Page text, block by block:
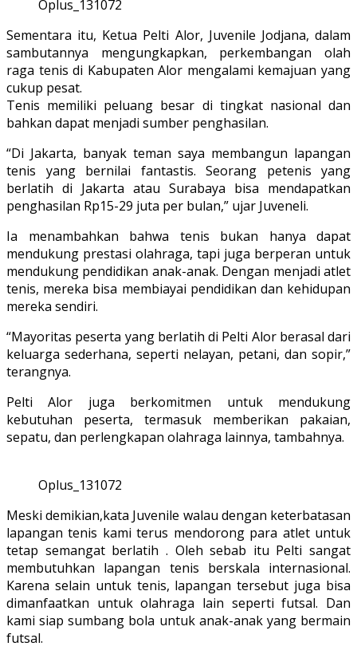
Oplus_131072
Sementara itu, Ketua Pelti Alor, Juvenile Jodjana, dalam
sambutannya mengungkapkan, perkembangan olah
raga tenis di Kabupaten Alor mengalami kemajuan yang
cukup pesat.
Tenis memiliki peluang besar di tingkat nasional dan
bahkan dapat menjadi sumber penghasilan.
“Di Jakarta, banyak teman saya membangun lapangan
tenis yang bernilai fantastis. Seorang petenis yang
berlatih di Jakarta atau Surabaya bisa mendapatkan
penghasilan Rp15-29 juta per bulan,” ujar Juveneli.
Ia menambahkan bahwa tenis bukan hanya dapat
mendukung prestasi olahraga, tapi juga berperan untuk
mendukung pendidikan anak-anak. Dengan menjadi atlet
tenis, mereka bisa membiayai pendidikan dan kehidupan
mereka sendiri.
“Mayoritas peserta yang berlatih di Pelti Alor berasal dari
keluarga sederhana, seperti nelayan, petani, dan sopir,”
terangnya.
Pelti Alor juga berkomitmen untuk mendukung
kebutuhan peserta, termasuk memberikan pakaian,
sepatu, dan perlengkapan olahraga lainnya, tambahnya.
Oplus_131072
Meski demikian,kata Juvenile walau dengan keterbatasan
lapangan tenis kami terus mendorong para atlet untuk
tetap semangat berlatih . Oleh sebab itu Pelti sangat
membutuhkan lapangan tenis berskala internasional.
Karena selain untuk tenis, lapangan tersebut juga bisa
dimanfaatkan untuk olahraga lain seperti futsal. Dan
kami siap sumbang bola untuk anak-anak yang bermain
futsal.